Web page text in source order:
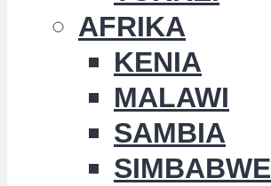
AFRIKA
KENIA
MALAWI
SAMBIA
SIMBABWE